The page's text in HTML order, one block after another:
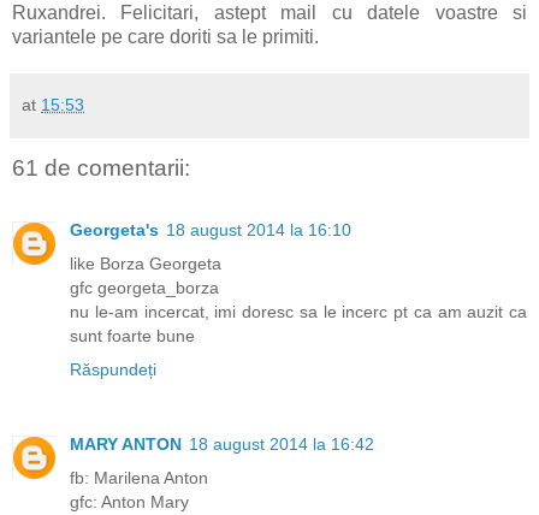
Ruxandrei. Felicitari, astept mail cu datele voastre si
variantele pe care doriti sa le primiti.
at 15:53
61 de comentarii:
Georgeta's 18 august 2014 la 16:10
like Borza Georgeta
gfc georgeta_borza
nu le-am incercat, imi doresc sa le incerc pt ca am auzit ca
sunt foarte bune
Răspundeți
MARY ANTON 18 august 2014 la 16:42
fb: Marilena Anton
gfc: Anton Mary